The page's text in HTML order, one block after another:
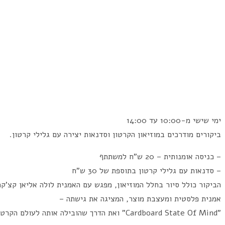
ימי שישי מ-10:00 עד 14:00
ביקורים מודרכים במוזיאון הקרטון וסדנאות יצירה עם גלילי קרטון.
– כניסה אומנותית – 20 ש"ח למשתתף
– סדנאות עם גלילי קרטון בתוספת של 30 ש"ח
הביקור כולל סיור בחלל המוזיאון, מפגש עם האמנית לולה אליאן
אמנית פלסטית ומעצבת מוצר, המציגה את גישתה –
"Cardboard State Of Mind" ואת הדרך שהובילה אותה לעולם הקרטון.